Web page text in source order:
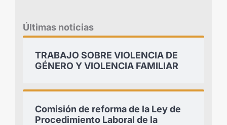
Últimas noticias
TRABAJO SOBRE VIOLENCIA DE
GÉNERO Y VIOLENCIA FAMILIAR
Comisión de reforma de la Ley de
Procedimiento Laboral de la